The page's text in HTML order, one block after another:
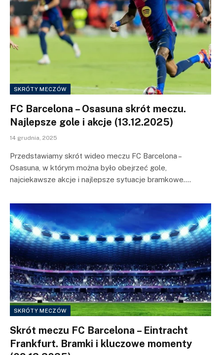
SKRÓTY MECZÓW
FC Barcelona – Osasuna skrót meczu.
Najlepsze gole i akcje (13.12.2025)
14 grudnia, 2025
Przedstawiamy skrót wideo meczu FC Barcelona –
Osasuna, w którym można było obejrzeć gole,
najciekawsze akcje i najlepsze sytuacje bramkowe.…
SKRÓTY MECZÓW
Skrót meczu FC Barcelona – Eintracht
Frankfurt. Bramki i kluczowe momenty